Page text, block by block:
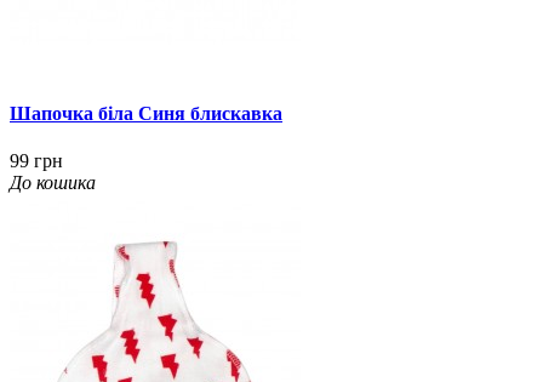
Шапочка біла Синя блискавка
99 грн
До кошика